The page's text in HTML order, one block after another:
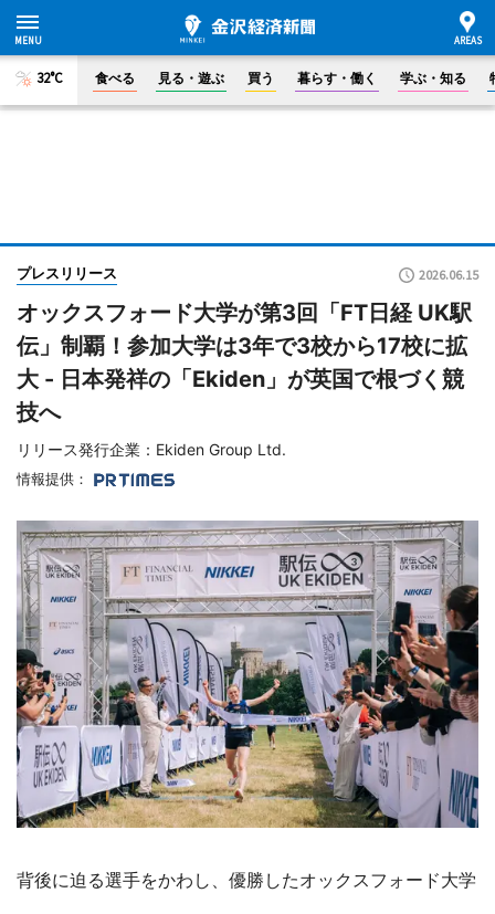
32°C 食べる 見る・遊ぶ 買う 暮らす・働く 学ぶ・知る
プレスリリース 2026.06.15
オックスフォード大学が第3回「FT日経 UK駅
伝」制覇！参加大学は3年で3校から17校に拡
大 - 日本発祥の「Ekiden」が英国で根づく競
技へ
リリース発行企業：Ekiden Group Ltd.
情報提供：
背後に迫る選手をかわし、優勝したオックスフォード大学